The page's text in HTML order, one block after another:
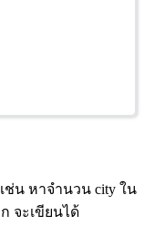
เช่น หาจำนวน city ใน
จะเขียนได้